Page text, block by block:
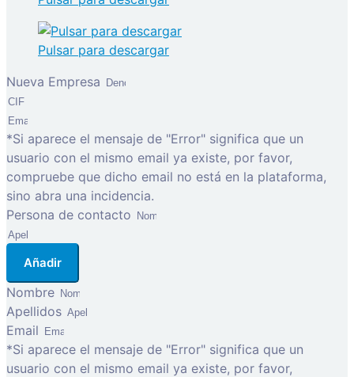
Pulsar para descargar
Nueva Empresa
*Si aparece el mensaje de "Error" significa que un
usuario con el mismo email ya existe, por favor,
compruebe que dicho email no está en la plataforma,
sino abra una incidencia.
Persona de contacto
Añadir
Nombre
Apellidos
Email
*Si aparece el mensaje de "Error" significa que un
usuario con el mismo email ya existe, por favor,